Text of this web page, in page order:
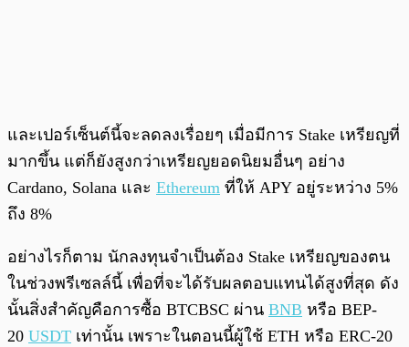
และเปอร์เซ็นต์นี้จะลดลงเรื่อยๆ เมื่อมีการ Stake เหรียญที่
มากขึ้น แต่ก็ยังสูงกว่าเหรียญยอดนิยมอื่นๆ อย่าง
Cardano, Solana และ Ethereum ที่ให้ APY อยู่ระหว่าง 5%
ถึง 8%
อย่างไรก็ตาม นักลงทุนจำเป็นต้อง Stake เหรียญของตน
ในช่วงพรีเซลล์นี้ เพื่อที่จะได้รับผลตอบแทนได้สูงที่สุด ดัง
นั้นสิ่งสำคัญคือการซื้อ BTCBSC ผ่าน BNB หรือ BEP-
20 USDT เท่านั้น เพราะในตอนนี้ผู้ใช้ ETH หรือ ERC-20